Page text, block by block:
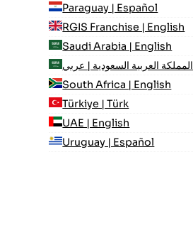
Paraguay | Español
RGIS Franchise | English
Saudi Arabia | English
المملكة العربية السعودية | عربي
South Africa | English
Türkiye | Türk
UAE | English
Uruguay | Español